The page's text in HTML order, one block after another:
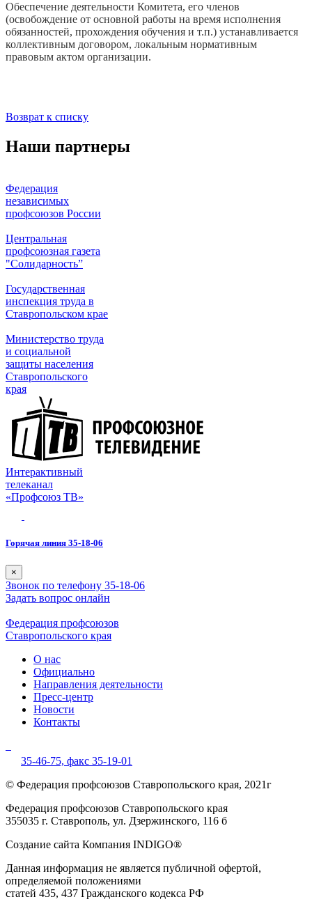
Обеспечение деятельности Комитета, его членов
(освобождение от основной работы на время исполнения
обязанностей, прохождения обучения и т.п.) устанавливается
коллективным договором, локальным нормативным
правовым актом организации.
Возврат к списку
Наши партнеры
Федерация
независимых
профсоюзов России
Центральная
профсоюзная газета
"Солидарность”
Государственная
инспекция труда в
Ставропольском крае
Министерство труда
и социальной
защиты населения
Ставропольского
края
Интерактивный
телеканал
«Профсоюз ТВ»
Горячая линия 35-18-06
×
Звонок по телефону 35-18-06
Задать вопрос онлайн
Федерация профсоюзов
Ставропольского края
О нас
Официально
Направления деятельности
Пресс-центр
Новости
Контакты
35-46-75, факс 35-19-01
© Федерация профсоюзов Ставропольского края, 2021г
Федерация профсоюзов Ставропольского края
355035 г. Ставрополь, ул. Дзержинского, 116 б
Создание сайта Компания INDIGO®
Данная информация не является публичной офертой,
определяемой положениями
статей 435, 437 Гражданского кодекса РФ